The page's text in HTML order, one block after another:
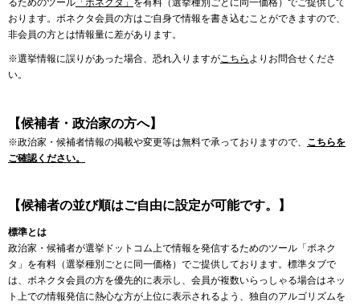
るためのツール 「ボネクタ」 を有料（選挙種別ごとに同一価格）でご提供して
おります。ボネクタ会員の方はご自身で情報を書き込むことができますので、
非会員の方とは情報量に差があります。
※選挙情報に誤りがあった場合、恐れ入りますがこちら よりお問合せくださ
い。
【候補者・政治家の方へ】
※政治家・候補者情報の掲載や変更等は無料で承っておりますので、 こちらを
ご確認ください。
【候補者の並び順はご自由に設定が可能です。】
標準とは
政治家・候補者が選挙ドットコム上で情報を発信するためのツール「ボネク
タ」を有料（選挙種別ごとに同一価格）でご提供しております。標準タブで
は、ボネクタ会員の方を優先的に表示し、会員が複数いらっしゃる場合はネッ
ト上での情報発信に熱心な方が上位に表示されるよう、独自のアルゴリズムを